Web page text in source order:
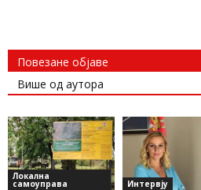
Повезане објаве
Више од аутора
Локална
самоуправа Интервју